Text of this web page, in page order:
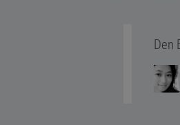
Den